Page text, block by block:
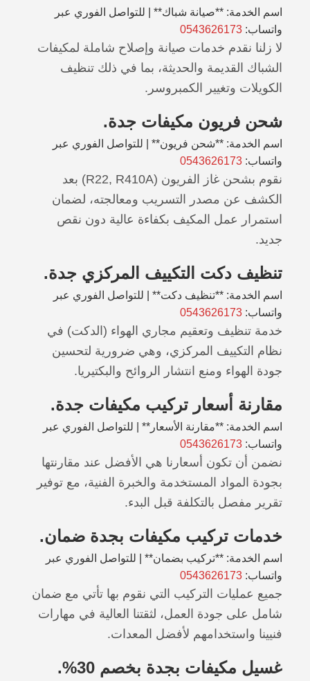
اسم الخدمة: **صيانة شباك** | للتواصل الفوري عبر
واتساب: 0543626173
لا زلنا نقدم خدمات صيانة وإصلاح شاملة لمكيفات
الشباك القديمة والحديثة، بما في ذلك تنظيف
الكويلات وتغيير الكمبروسر.
شحن فريون مكيفات جدة.
اسم الخدمة: **شحن فريون** | للتواصل الفوري عبر
واتساب: 0543626173
نقوم بشحن غاز الفريون (R22, R410A) بعد
الكشف عن مصدر التسريب ومعالجته، لضمان
استمرار عمل المكيف بكفاءة عالية دون نقص
جديد.
تنظيف دكت التكييف المركزي جدة.
اسم الخدمة: **تنظيف دكت** | للتواصل الفوري عبر
واتساب: 0543626173
خدمة تنظيف وتعقيم مجاري الهواء (الدكت) في
نظام التكييف المركزي، وهي ضرورية لتحسين
جودة الهواء ومنع انتشار الروائح والبكتيريا.
مقارنة أسعار تركيب مكيفات جدة.
اسم الخدمة: **مقارنة الأسعار** | للتواصل الفوري عبر
واتساب: 0543626173
نضمن أن تكون أسعارنا هي الأفضل عند مقارنتها
بجودة المواد المستخدمة والخبرة الفنية، مع توفير
تقرير مفصل بالتكلفة قبل البدء.
خدمات تركيب مكيفات بجدة ضمان.
اسم الخدمة: **تركيب بضمان** | للتواصل الفوري عبر
واتساب: 0543626173
جميع عمليات التركيب التي نقوم بها تأتي مع ضمان
شامل على جودة العمل، لثقتنا العالية في مهارات
فنيينا واستخدامهم لأفضل المعدات.
غسيل مكيفات بجدة بخصم 30%.